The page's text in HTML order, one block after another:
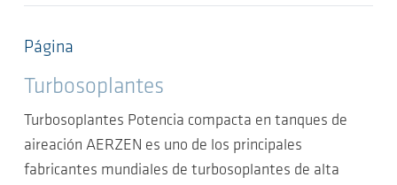
Página
Turbosoplantes
Turbosoplantes Potencia compacta en tanques de
aireación AERZEN es uno de los principales
fabricantes mundiales de turbosoplantes de alta